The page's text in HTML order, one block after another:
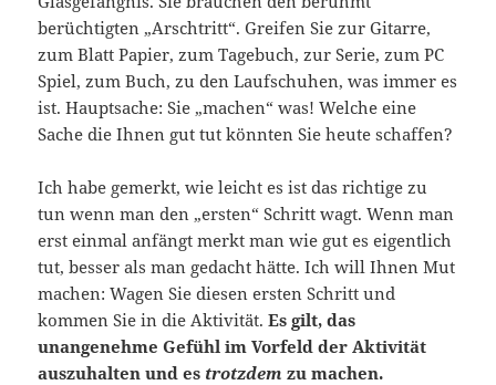
berüchtigten „Arschtritt“. Greifen Sie zur Gitarre,
zum Blatt Papier, zum Tagebuch, zur Serie, zum PC
Spiel, zum Buch, zu den Laufschuhen, was immer es
ist. Hauptsache: Sie „machen“ was! Welche eine
Sache die Ihnen gut tut könnten Sie heute schaffen?
Ich habe gemerkt, wie leicht es ist das richtige zu
tun wenn man den „ersten“ Schritt wagt. Wenn man
erst einmal anfängt merkt man wie gut es eigentlich
tut, besser als man gedacht hätte. Ich will Ihnen Mut
machen: Wagen Sie diesen ersten Schritt und
kommen Sie in die Aktivität.Es gilt, das
unangenehme Gefühl im Vorfeld der Aktivität
auszuhalten und es trotzdemzu machen.